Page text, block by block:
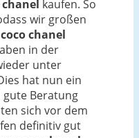
kaufen. So
wir großen
chanel
in der
unter
hat nun ein
gute Beratung
sich vor dem
definitiv gut